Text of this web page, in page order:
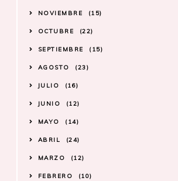
NOVIEMBRE 15
OCTUBRE 22
SEPTIEMBRE 15
AGOSTO 23
JULIO 16
JUNIO 12
MAYO 14
ABRIL 24
MARZO 12
FEBRERO 10